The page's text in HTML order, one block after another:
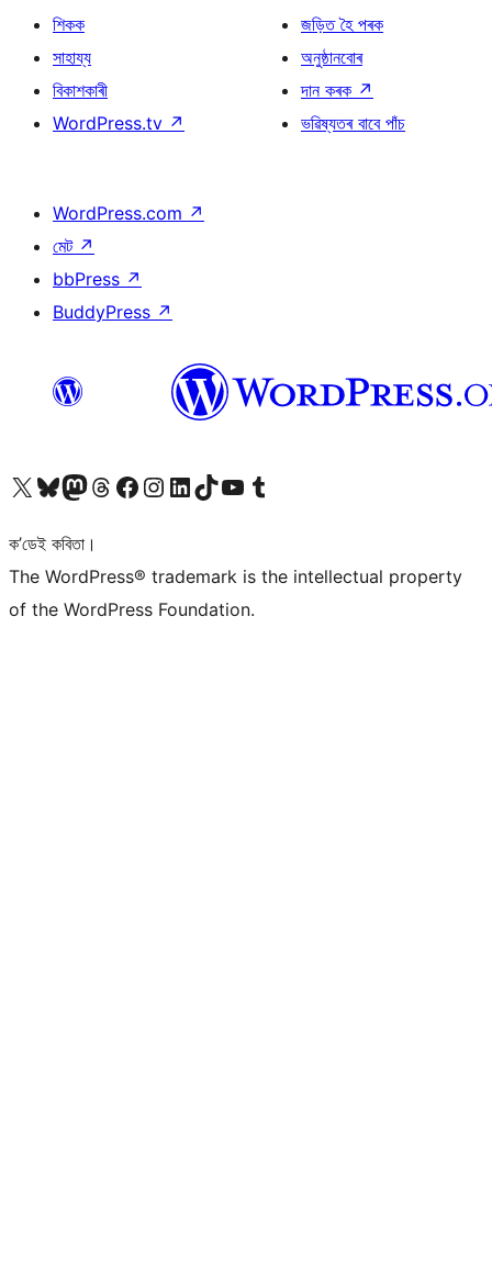
শিকক
সাহায্য
বিকাশকাৰী
WordPress.tv ↗
জড়িত হৈ পৰক
অনুষ্ঠানবোৰ
দান কৰক ↗
ভৱিষ্যতৰ বাবে পাঁচ
WordPress.com ↗
মেট ↗
bbPress ↗
BuddyPress ↗
আমাৰ X (আগৰ Twitter) একাউণ্টলৈ যাওকআমাৰ Bluesky একাউণ্টলৈ যাওকআমাৰ Mastodon একাউণ্টলৈ যাওকআমাৰ Threads একাউণ্টলৈ যাওকআমাৰ Facebook পৃষ্ঠালৈ যাওকআমাৰ Instagram একাউণ্টলৈ যাওকআমাৰ LinkedIn একাউণ্টলৈ যাওকআমাৰ TikTok একাউণ্টলৈ যাওকআমাৰ YouTube চেনেললৈ যাওকআমাৰ Tumblr একাউণ্টলৈ যাওক
ক’ডেই কবিতা।
The WordPress® trademark is the intellectual property
of the WordPress Foundation.